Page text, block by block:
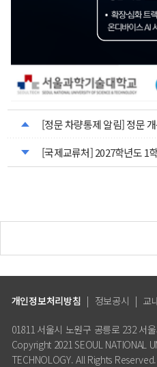
[정문 차량통제 알림] 정문
[국제교류처] 2027학년도 1
개인정보처리방침 | 정보공시 | 교
01811 서울시 노원구 공릉로 232 서
Copyright 2021 SEOUL NATIONAL
TECHNOLOGY. All Rights Reserved.